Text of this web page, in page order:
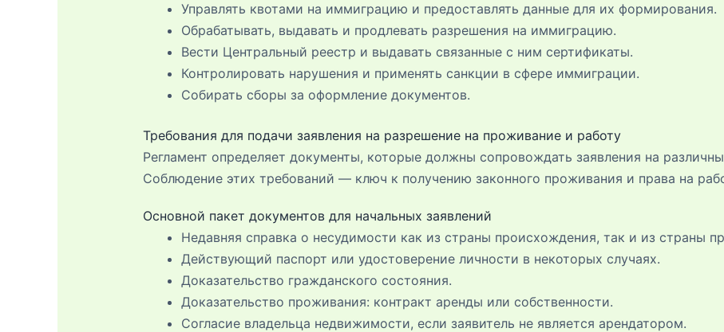
Управлять квотами на иммиграцию и предоставлять данные для их формирования.
Обрабатывать, выдавать и продлевать разрешения на иммиграцию.
Вести Центральный реестр и выдавать связанные с ним сертификаты.
Контролировать нарушения и применять санкции в сфере иммиграции.
Собирать сборы за оформление документов.
Требования для подачи заявления на разрешение на проживание и работу
Регламент определяет документы, которые должны сопровождать заявления на
Соблюдение этих требований — ключ к получению законного проживания и права на
Основной пакет документов для начальных заявлений
Недавняя справка о несудимости как из страны происхождения, так и из страны
Действующий паспорт или удостоверение личности в некоторых случаях.
Доказательство гражданского состояния.
Доказательство проживания: контракт аренды или собственности.
Согласие владельца недвижимости, если заявитель не является арендатором.